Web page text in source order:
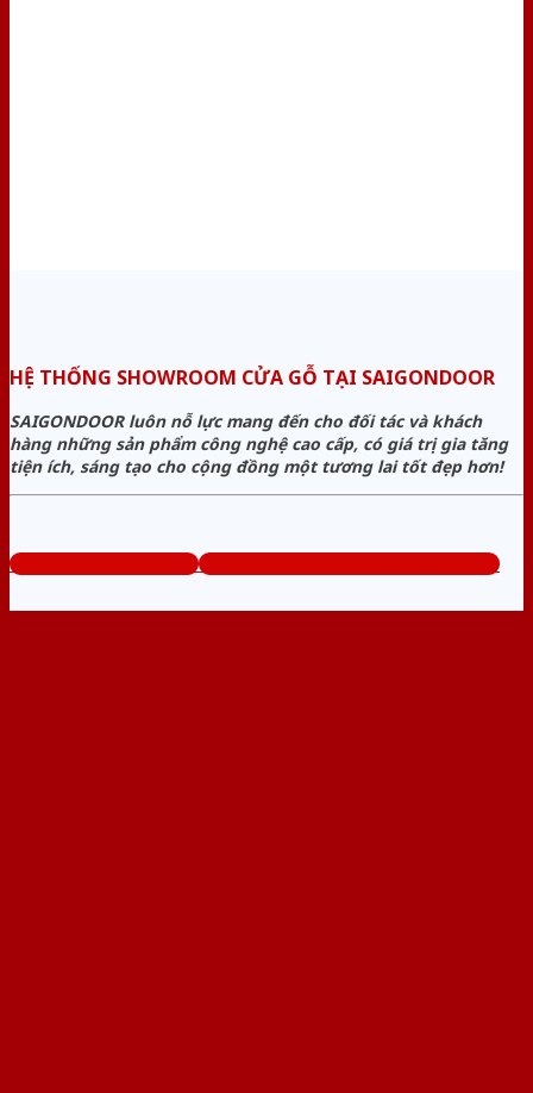
HỆ THỐNG SHOWROOM CỬA GỖ TẠI SAIGONDOOR
SAIGONDOOR luôn nỗ lực mang đến cho đối tác và khách
hàng những sản phẩm công nghệ cao cấp, có giá trị gia tăng
tiện ích, sáng tạo cho cộng đồng một tương lai tốt đẹp hơn!
www.bancuagodep.com Tổng đài tư vấn miễn phí: 0824.400.400